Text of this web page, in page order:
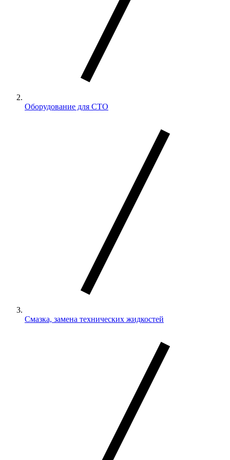
Оборудование для СТО
Смазка, замена технических жидкостей